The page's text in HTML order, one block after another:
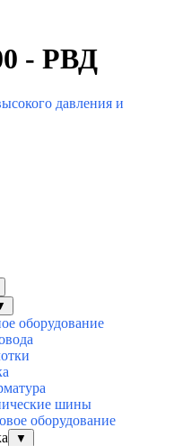
- РВД
оборудование
шины
оборудование
▼